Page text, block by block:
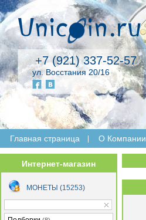
+7 (921) 337-52-57
ул. Восстания 20/16
Главная страница O Компании
Интернет-магазин
МОНЕТЫ (15253)